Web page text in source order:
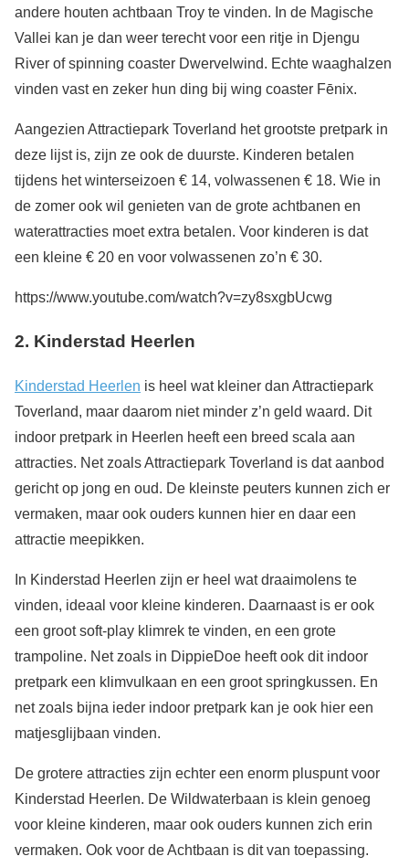
andere houten achtbaan Troy te vinden. In de Magische
Vallei kan je dan weer terecht voor een ritje in Djengu
River of spinning coaster Dwervelwind. Echte waaghalzen
vinden vast en zeker hun ding bij wing coaster Fēnix.
Aangezien Attractiepark Toverland het grootste pretpark in
deze lijst is, zijn ze ook de duurste. Kinderen betalen
tijdens het winterseizoen € 14, volwassenen € 18. Wie in
de zomer ook wil genieten van de grote achtbanen en
waterattracties moet extra betalen. Voor kinderen is dat
een kleine € 20 en voor volwassenen zo’n € 30.
https://www.youtube.com/watch?v=zy8sxgbUcwg
2. Kinderstad Heerlen
Kinderstad Heerlen is heel wat kleiner dan Attractiepark
Toverland, maar daarom niet minder z’n geld waard. Dit
indoor pretpark in Heerlen heeft een breed scala aan
attracties. Net zoals Attractiepark Toverland is dat aanbod
gericht op jong en oud. De kleinste peuters kunnen zich er
vermaken, maar ook ouders kunnen hier en daar een
attractie meepikken.
In Kinderstad Heerlen zijn er heel wat draaimolens te
vinden, ideaal voor kleine kinderen. Daarnaast is er ook
een groot soft-play klimrek te vinden, en een grote
trampoline. Net zoals in DippieDoe heeft ook dit indoor
pretpark een klimvulkaan en een groot springkussen. En
net zoals bijna ieder indoor pretpark kan je ook hier een
matjesglijbaan vinden.
De grotere attracties zijn echter een enorm pluspunt voor
Kinderstad Heerlen. De Wildwaterbaan is klein genoeg
voor kleine kinderen, maar ook ouders kunnen zich erin
vermaken. Ook voor de Achtbaan is dit van toepassing.